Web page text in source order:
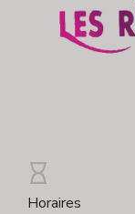
Horaires